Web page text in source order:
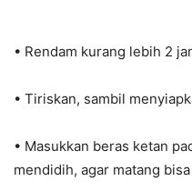
• Rendam kurang lebih 2
• Tiriskan, sambil
• Masukkan beras ketan
mendidih, agar matang